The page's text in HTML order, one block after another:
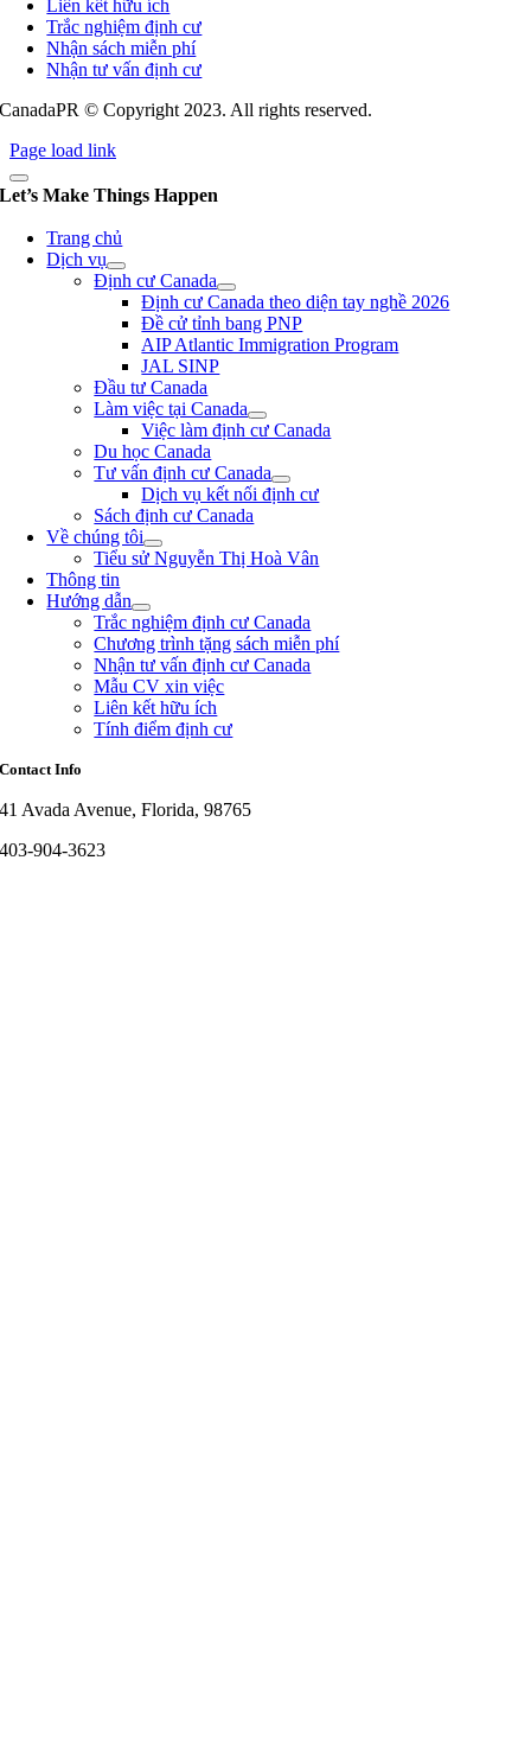
Liên kết hữu ích
Trắc nghiệm định cư
Nhận sách miễn phí
Nhận tư vấn định cư
CanadaPR © Copyright 2023. All rights reserved.
Page load link
Let’s Make Things Happen
Trang chủ
Dịch vụ
Định cư Canada
Định cư Canada theo diện tay nghề 2026
Đề cử tỉnh bang PNP
AIP Atlantic Immigration Program
JAL SINP
Đầu tư Canada
Làm việc tại Canada
Việc làm định cư Canada
Du học Canada
Tư vấn định cư Canada
Dịch vụ kết nối định cư
Sách định cư Canada
Về chúng tôi
Tiểu sử Nguyễn Thị Hoà Vân
Thông tin
Hướng dẫn
Trắc nghiệm định cư Canada
Chương trình tặng sách miễn phí
Nhận tư vấn định cư Canada
Mẫu CV xin việc
Liên kết hữu ích
Tính điểm định cư
Contact Info
41 Avada Avenue, Florida, 98765
403-904-3623